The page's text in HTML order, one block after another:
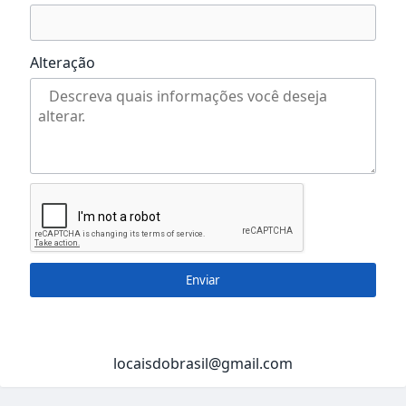
Alteração
Enviar
locaisdobrasil@gmail.com